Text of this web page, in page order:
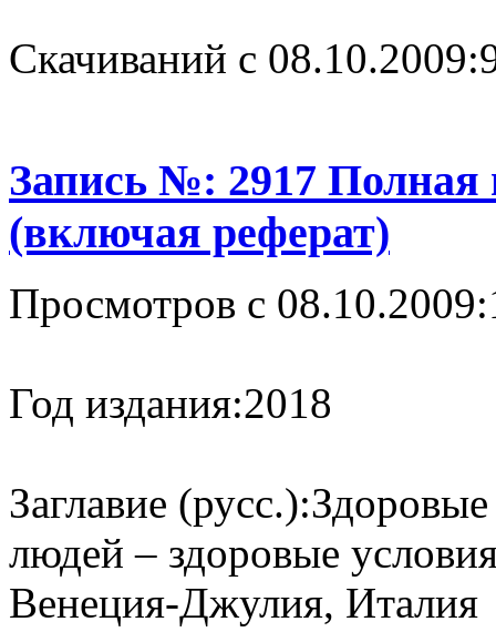
Cкачиваний с 08.10.2009:
Запись №: 2917 Полная
(включая реферат)
Просмотров с 08.10.2009:
Год издания:2018
Заглавие (русс.):
людей – здоровые
Венеция-Джулия, Италия